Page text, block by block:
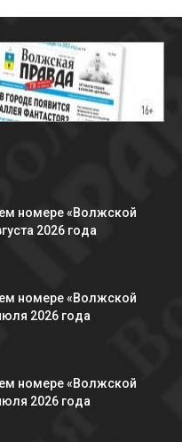
номере «Волжской
2026 года
номере «Волжской
2026 года
номере «Волжской
2026 года